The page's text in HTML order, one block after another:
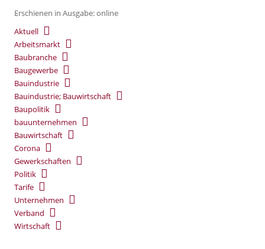
Erschienen in Ausgabe: online
Aktuell
Arbeitsmarkt
Baubranche
Baugewerbe
Bauindustrie
Bauindustrie; Bauwirtschaft
Baupolitik
bauunternehmen
Bauwirtschaft
Corona
Gewerkschaften
Politik
Tarife
Unternehmen
Verband
Wirtschaft